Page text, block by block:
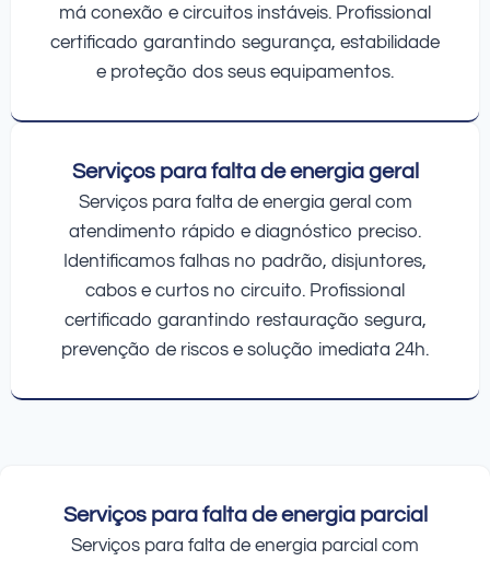
má conexão e circuitos instáveis. Profissional
certificado garantindo segurança, estabilidade
e proteção dos seus equipamentos.
Serviços para falta de energia geral
Serviços para falta de energia geral com
atendimento rápido e diagnóstico preciso.
Identificamos falhas no padrão, disjuntores,
cabos e curtos no circuito. Profissional
certificado garantindo restauração segura,
prevenção de riscos e solução imediata 24h.
Serviços para falta de energia parcial
Serviços para falta de energia parcial com